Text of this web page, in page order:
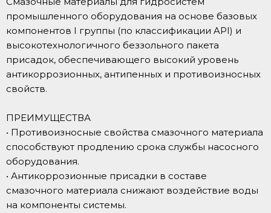
промышленного оборудования на основе базовых
компонентов I группы (по классификации API) и
высокотехнологичного беззольного пакета
присадок, обеспечивающего высокий уровень
антикоррозионных, антипенных и противоизносных
свойств.
ПРЕИМУЩЕСТВА
• Противоизносные свойства смазочного материала
способствуют продлению срока службы насосного
оборудования.
• Антикоррозионные присадки в составе
смазочного материала снижают воздействие воды
на компоненты системы.